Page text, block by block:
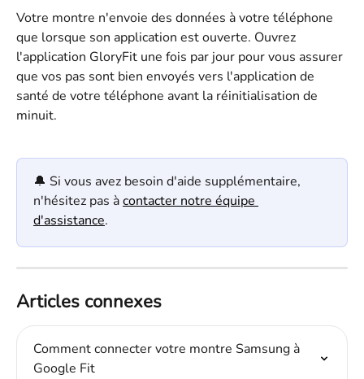
Votre montre n'envoie des données à votre téléphone
que lorsque son application est ouverte. Ouvrez
l'application GloryFit une fois par jour pour vous assurer
que vos pas sont bien envoyés vers l'application de
santé de votre téléphone avant la réinitialisation de
minuit.
🔔 Si vous avez besoin d'aide supplémentaire,
n'hésitez pas à contacter notre équipe
d'assistance.
Articles connexes
Comment connecter votre montre Samsung à
Google Fit